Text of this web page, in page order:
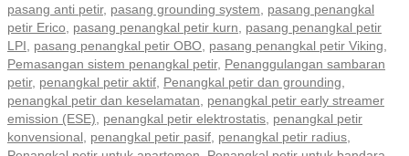
pasang anti petir, pasang grounding system, pasang penangkal
petir Erico, pasang penangkal petir kurn, pasang penangkal petir
LPI, pasang penangkal petir OBO, pasang penangkal petir Viking,
Pemasangan sistem penangkal petir, Penanggulangan sambaran
petir, penangkal petir aktif, Penangkal petir dan grounding,
penangkal petir dan keselamatan, penangkal petir early streamer
emission (ESE), penangkal petir elektrostatis, penangkal petir
konvensional, penangkal petir pasif, penangkal petir radius,